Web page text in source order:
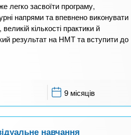
легко засвоїти програму,
напрями та впевнено виконувати
кількості практики й
результат на НМТ та вступити до
9 місяців
навчання